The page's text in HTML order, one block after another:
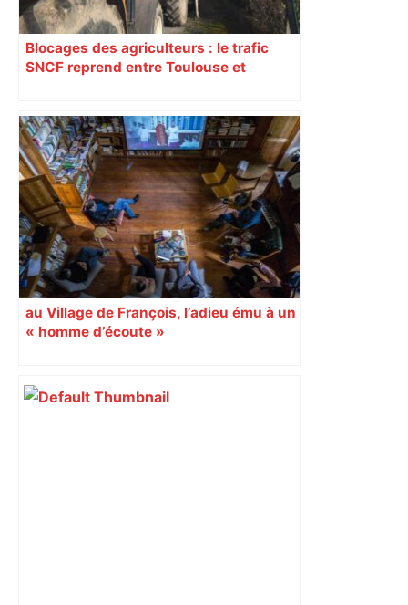
Blocages des agriculteurs : le trafic
SNCF reprend entre Toulouse et
au Village de François, l’adieu ému à un
« homme d’écoute »